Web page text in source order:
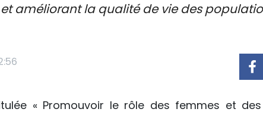
améliorant la qualité de vie des
« Promouvoir le rôle des femmes et